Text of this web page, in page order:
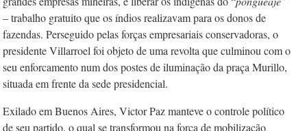
– trabalho gratuito que os índios realizavam para os donos de
fazendas. Perseguido pelas forças empresariais conservadoras, o
presidente Villarroel foi objeto de uma revolta que culminou com o
seu enforcamento num dos postes de iluminação da praça Murillo,
situada em frente da sede presidencial.
Exilado em Buenos Aires, Victor Paz manteve o controle político
de seu partido, o qual se transformou na força de mobilização